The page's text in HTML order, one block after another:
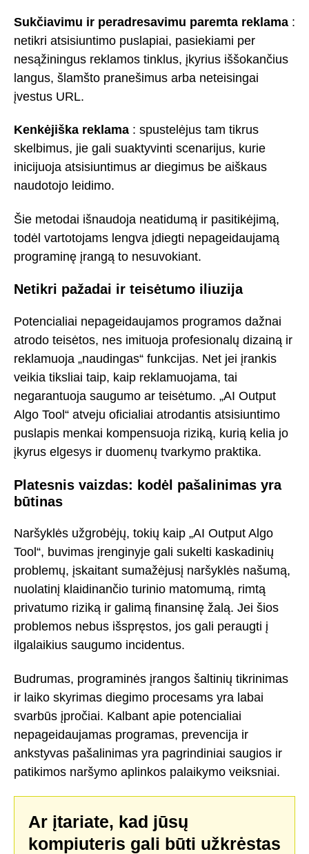
Sukčiavimu ir peradresavimu paremta reklama :
netikri atsisiuntimo puslapiai, pasiekiami per
nesąžiningus reklamos tinklus, įkyrius iššokančius
langus, šlamšto pranešimus arba neteisingai
įvestus URL.
Kenkėjiška reklama : spustelėjus tam tikrus
skelbimus, jie gali suaktyvinti scenarijus, kurie
inicijuoja atsisiuntimus ar diegimus be aiškaus
naudotojo leidimo.
Šie metodai išnaudoja neatidumą ir pasitikėjimą,
todėl vartotojams lengva įdiegti nepageidaujamą
programinę įrangą to nesuvokiant.
Netikri pažadai ir teisėtumo iliuzija
Potencialiai nepageidaujamos programos dažnai
atrodo teisėtos, nes imituoja profesionalų dizainą ir
reklamuoja „naudingas“ funkcijas. Net jei įrankis
veikia tiksliai taip, kaip reklamuojama, tai
negarantuoja saugumo ar teisėtumo. „AI Output
Algo Tool“ atveju oficialiai atrodantis atsisiuntimo
puslapis menkai kompensuoja riziką, kurią kelia jo
įkyrus elgesys ir duomenų tvarkymo praktika.
Platesnis vaizdas: kodėl pašalinimas yra
būtinas
Naršyklės užgrobėjų, tokių kaip „AI Output Algo
Tool“, buvimas įrenginyje gali sukelti kaskadinių
problemų, įskaitant sumažėjusį naršyklės našumą,
nuolatinį klaidinančio turinio matomumą, rimtą
privatumo riziką ir galimą finansinę žalą. Jei šios
problemos nebus išspręstos, jos gali peraugti į
ilgalaikius saugumo incidentus.
Budrumas, programinės įrangos šaltinių tikrinimas
ir laiko skyrimas diegimo procesams yra labai
svarbūs įpročiai. Kalbant apie potencialiai
nepageidaujamas programas, prevencija ir
ankstyvas pašalinimas yra pagrindiniai saugios ir
patikimos naršymo aplinkos palaikymo veiksniai.
Ar įtariate, kad jūsų
kompiuteris gali būti užkrėstas